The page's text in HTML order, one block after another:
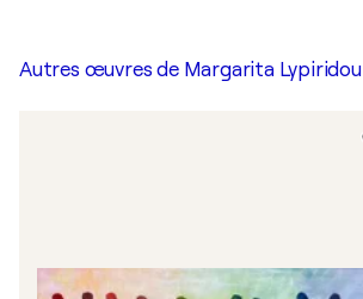
Autres œuvres de Margarita Lypiridou